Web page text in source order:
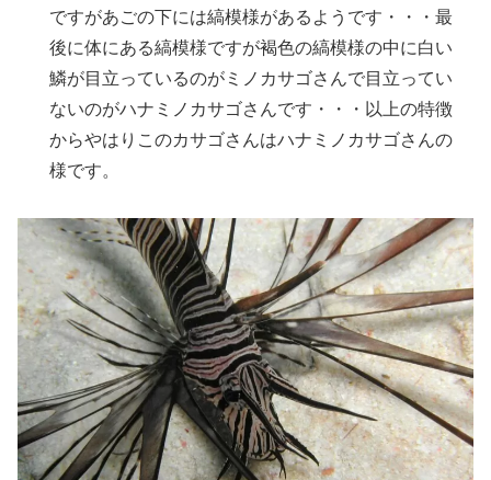
ですがあごの下には縞模様があるようです・・・最
後に体にある縞模様ですが褐色の縞模様の中に白い
鱗が目立っているのがミノカサゴさんで目立ってい
ないのがハナミノカサゴさんです・・・以上の特徴
からやはりこのカサゴさんはハナミノカサゴさんの
様です。